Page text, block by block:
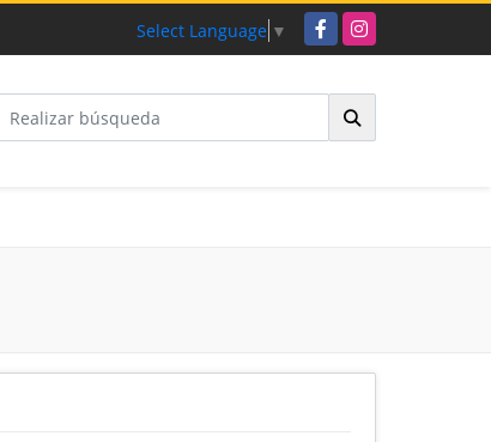
Select Language ▼ FacebookInstagram